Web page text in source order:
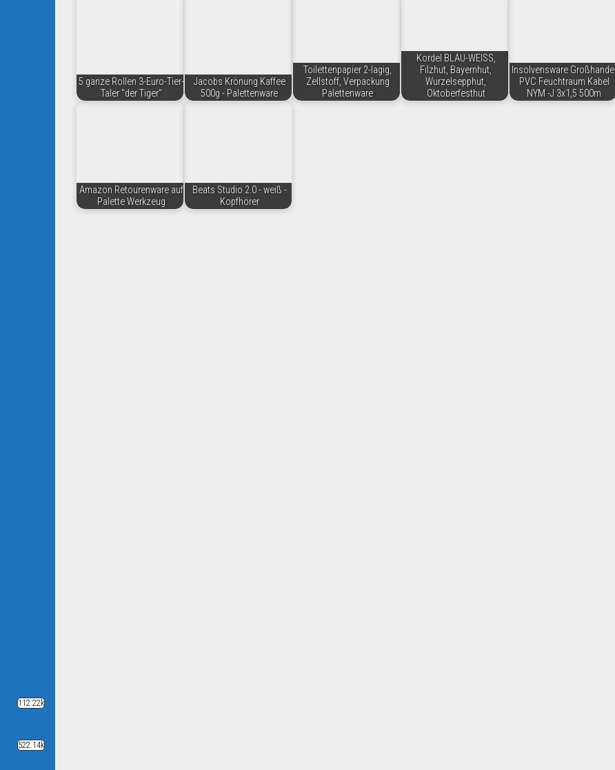
5 ganze Rollen 3-Euro-Tier-
Taler "der Tiger"
Jacobs Krönung Kaffee
500g - Palettenware
Toilettenpapier 2-lagig,
Zellstoff, Verpackung
Palettenware
Kordel BLAU-WEISS,
Filzhut, Bayernhut,
Wurzelsepphut,
Oktoberfesthut
Insolvensware Großhandel
PVC Feuchtraum Kabel
NYM -J 3x1,5 500m
Amazon Retourenware auf
Palette Werkzeug
Beats Studio 2.0 - weiß -
Kopfhörer
112.22k
522.14k